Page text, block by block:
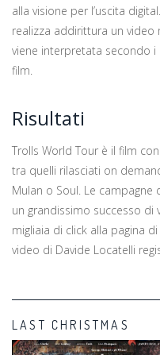
alla visione per l’uscita
realizza addirittura un video
viene interpretata secondo i
film.
Risultati
Trolls World Tour è il film
tra quelli rilasciati on
Mulan o Soul. Le campagne
un grandissimo successo di
migliaia di click alla pagina
video di Davide Locatelli
LAST CHRISTMAS